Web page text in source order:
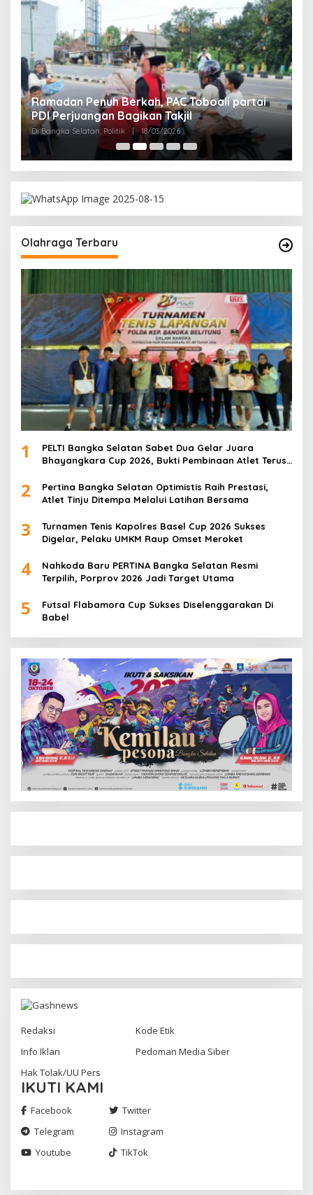
Ramadan Penuh Berkah, PAC Toboali partai
PDI Perjuangan Bagikan Takjil
Di Bangka Selatan, Politik | 18/03/2026
Olahraga Terbaru
1
PELTI Bangka Selatan Sabet Dua Gelar Juara
Bhayangkara Cup 2026, Bukti Pembinaan Atlet Terus
2
Pertina Bangka Selatan Optimistis Raih Prestasi,
Atlet Tinju Ditempa Melalui Latihan Bersama
3
Turnamen Tenis Kapolres Basel Cup 2026 Sukses
Digelar, Pelaku UMKM Raup Omset Meroket
4
Nahkoda Baru PERTINA Bangka Selatan Resmi
Terpilih, Porprov 2026 Jadi Target Utama
5
Futsal Flabamora Cup Sukses Diselenggarakan Di
Babel
Redaksi
Kode Etik
Info Iklan
Pedoman Media Siber
Hak Tolak/UU Pers
IKUTI KAMI
Facebook
Twitter
Telegram
Instagram
Youtube
TikTok